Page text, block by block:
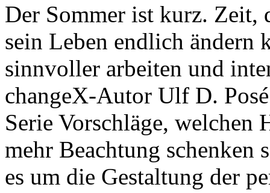
Der Sommer ist kurz. Zeit,
sein Leben endlich ändern
sinnvoller arbeiten und
changeX-Autor Ulf D.
Serie Vorschläge,
mehr Beachtung schenken
es um die Gestaltung der